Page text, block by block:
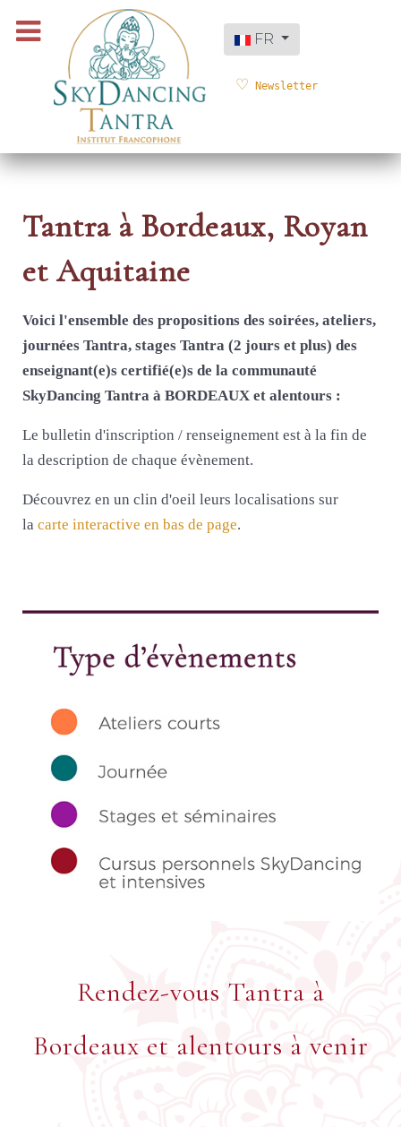
Sélectionnez votre langue
FR
Newsletter
Tantra à Bordeaux, Royan
et Aquitaine
Voici l'ensemble des propositions des soirées, ateliers,
journées Tantra, stages Tantra (2 jours et plus) des
enseignant(e)s certifié(e)s de la communauté
SkyDancing Tantra à BORDEAUX et alentours :
Le bulletin d'inscription / renseignement est à la fin de
la description de chaque évènement.
Découvrez en un clin d'oeil leurs localisations sur
la carte interactive en bas de page.
Rendez-vous Tantra à
Bordeaux et alentours à venir